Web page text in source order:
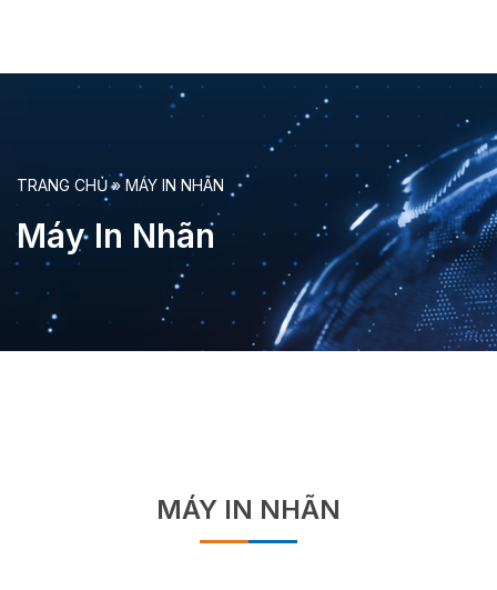
TRANG CHỦ» MÁY IN NHÃN
Máy In Nhãn
MÁY IN NHÃN